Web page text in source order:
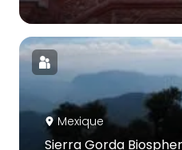
Mexique
Sierra Gorda